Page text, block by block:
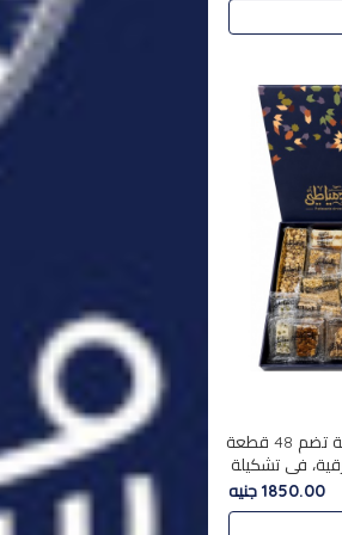
استمتع بتجربة فاخرة مع علبة تضم 48 قطعة
في تشكيلة
1850.00 جنيه